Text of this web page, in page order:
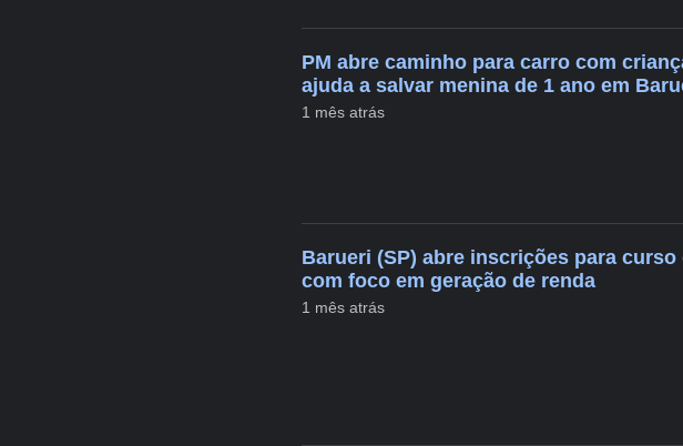
PM abre caminho para carro com
ajuda a salvar menina de 1 ano em
1 mês atrás
Barueri (SP) abre inscrições para
com foco em geração de renda
1 mês atrás